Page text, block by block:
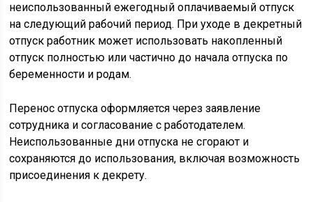
неиспользованный ежегодный оплачиваемый отпуск
на следующий рабочий период. При уходе в декретный
отпуск работник может использовать накопленный
отпуск полностью или частично до начала отпуска по
беременности и родам.
Перенос отпуска оформляется через заявление
сотрудника и согласование с работодателем.
Неиспользованные дни отпуска не сгорают и
сохраняются до использования, включая возможность
присоединения к декрету.